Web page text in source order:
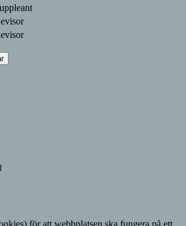
för att webbplatsen ska fungera på ett